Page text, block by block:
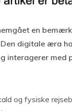
en
digitale æra
interagerer med
og fysiske